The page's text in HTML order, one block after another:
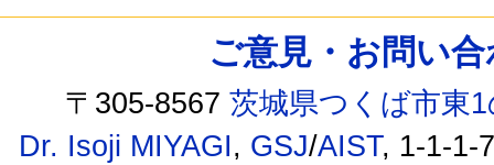
ご意見・お問い
〒305-8567茨城県つくば市東
Dr. Isoji MIYAGI, GSJ/AIST, 1-1-1-